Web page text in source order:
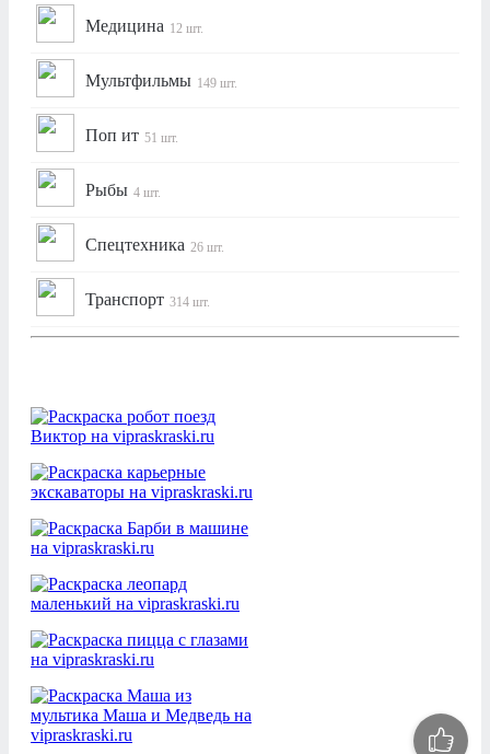
Медицина 12 шт.
Мультфильмы 149 шт.
Поп ит 51 шт.
Рыбы 4 шт.
Спецтехника 26 шт.
Транспорт 314 шт.